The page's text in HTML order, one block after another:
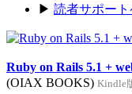
▶ 読者サポート
Ruby on Rails 5.1 +
(OIAX BOOKS) Kindle